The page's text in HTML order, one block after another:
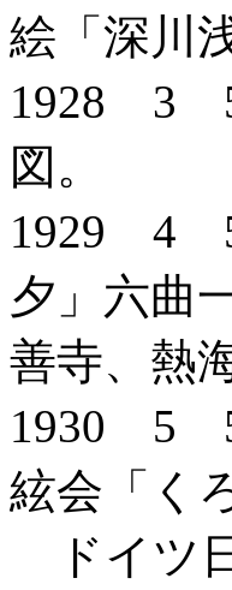
絵「深川
1928 3
図。
1929 4
夕」六曲
善寺、熱
1930 5
絃会「く
ドイツ